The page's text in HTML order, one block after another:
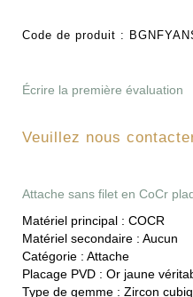
Code de produit :
Écrire la première évaluation
Veuillez nous
Attache sans filet en CoCr
Matériel principal : COCR
Matériel secondaire : Aucun
Catégorie : Attache
Placage PVD : Or jaune
Type de gemme : Zircon